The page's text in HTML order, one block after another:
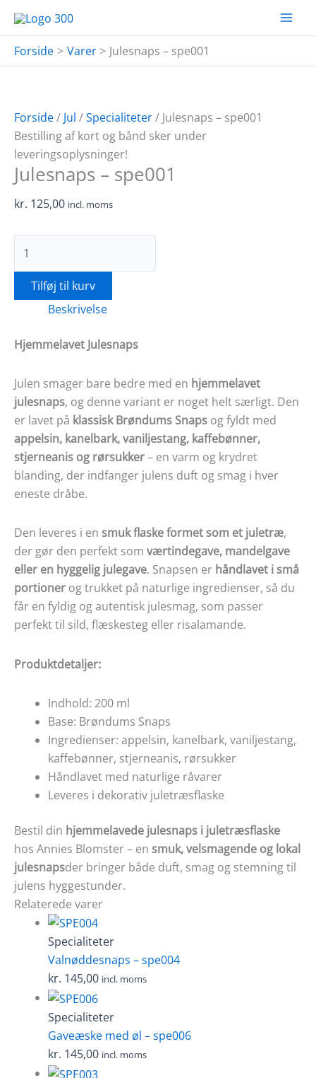
indholdet
Forside Varer Julesnaps – spe001
Forside/ Jul /Specialiteter/ Julesnaps – spe001
Bestilling af kort og bånd sker under
leveringsoplysninger!
Julesnaps – spe001
kr. 125,00 incl. moms
-
spe001
Tilføj til kurv
Beskrivelse
Hjemmelavet Julesnaps
Julen smager bare bedre med en hjemmelavet
julesnaps, og denne variant er noget helt særligt. Den
er lavet på klassisk Brøndums Snaps og fyldt med
appelsin, kanelbark, vaniljestang, kaffebønner,
stjerneanis og rørsukker– en varm og krydret
blanding, der indfanger julens duft og smag i hver
eneste dråbe.
Den leveres i en smuk flaske formet som et juletræ,
der gør den perfekt som værtindegave, mandelgave
eller en hyggelig julegave. Snapsen er håndlavet i små
portioner og trukket på naturlige ingredienser, så du
får en fyldig og autentisk julesmag, som passer
perfekt til sild, flæskesteg eller risalamande.
Produktdetaljer:
Indhold: 200 ml
Base: Brøndums Snaps
Ingredienser: appelsin, kanelbark, vaniljestang,
kaffebønner, stjerneanis, rørsukker
Håndlavet med naturlige råvarer
Leveres i dekorativ juletræsflaske
Bestil din hjemmelavede julesnaps i juletræsflaske
hos Annies Blomster – en smuk, velsmagende og lokal
julesnapsder bringer både duft, smag og stemning til
julens hyggestunder.
Relaterede varer
Specialiteter
Valnøddesnaps – spe004
kr. 145,00 incl. moms
Specialiteter
Gaveæske med øl – spe006
kr. 145,00 incl. moms